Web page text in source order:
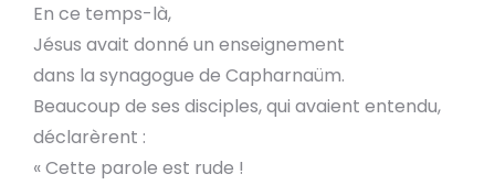
En ce temps-là,
Jésus avait donné un enseignement
dans la synagogue de Capharnaüm.
Beaucoup de ses disciples, qui avaient entendu,
déclarèrent :
« Cette parole est rude !